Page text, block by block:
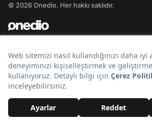
© 2026 Onedio. Her hakkı saklıdır.
Bir markasıdır.